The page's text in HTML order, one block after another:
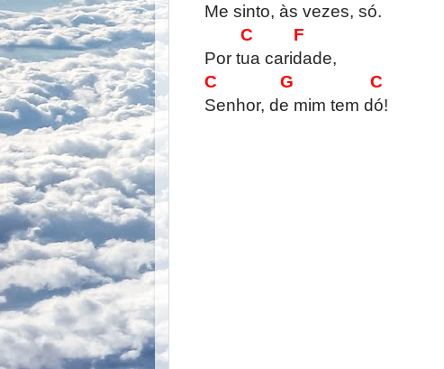
Me sinto, às vezes, só.
C F
Por tua caridade,
C G C
Senhor, de mim tem dó!